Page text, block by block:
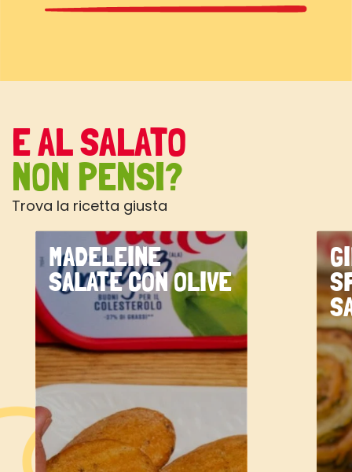
E AL SALATO
NON PENSI?
Trova la ricetta giusta
MADELEINE
SALATE CON OLIVE